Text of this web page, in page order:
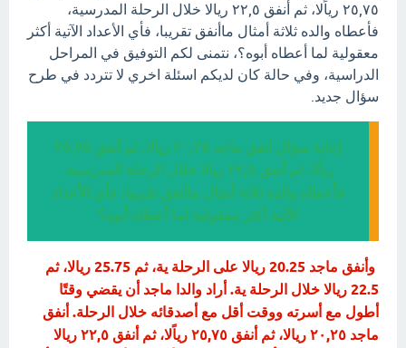
٢٥,٧٥ رياًلا، ثم أنفق ٢٢,٥ ريالا خلال الرحلة المدرسية،
فأعطاه والده ثلاثة أمثال ماأنفق تقريبا، فأي الأعداد الآتية أكثر
معقولية لما أعطاه أبوه؟، نتمنى لكم التوفيق في المراحل
الدراسية، وفي حالة كان لديكم اسئلة اخري لا تتردد في طرح
سؤال جديد.
إجابة سؤال أنفق ماجد ٢٠,٢٥ ريالا، ثم أنفق ٢٥,٧٥
رياًلا، ثم أنفق ٢٢,٥ ريالا خلال الرحلة المدرسية،
فأعطاه والده ثلاثة أمثال ماأنفق تقريبا، فأي الأعداد
الآتية أكثر معقولية لما أعطاه أبوه؟
وأنفق ماجد 20.25 ريالا على الرحلة ية، ثم 25.75 ريالا، ثم
22.5 ريالا خلال الرحلة ية. أراد والدا ماجد أن يقضي وقتًا
أطول مع أسرته ووقت أقل مع أصدقائه خلال الرحلة. أنفق
ماجد ٢٠,٢٥ ريالا، ثم أنفق ٢٥,٧٥ رياًلا، ثم أنفق ٢٢,٥ ريالا